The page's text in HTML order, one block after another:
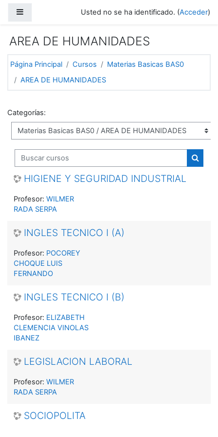
Usted no se ha identificado. (Acceder)
AREA DE HUMANIDADES
Página Principal Cursos
Materias Basicas BAS0
AREA DE HUMANIDADES
Categorías:
Buscar cursos
HIGIENE Y SEGURIDAD INDUSTRIAL
Profesor: WILMER
RADA SERPA
INGLES TECNICO I (A)
Profesor: POCOREY
CHOQUE LUIS
FERNANDO
INGLES TECNICO I (B)
Profesor: ELIZABETH
CLEMENCIA VINOLAS
IBANEZ
LEGISLACION LABORAL
Profesor: WILMER
RADA SERPA
SOCIOPOLITA